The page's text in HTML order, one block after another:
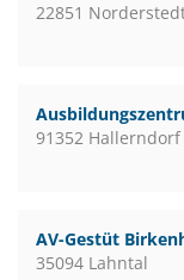
22851
91352 Hallerndorf
AV-Gestüt
35094 Lahntal